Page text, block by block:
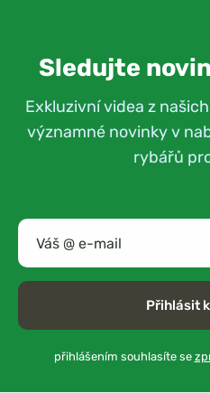
Sledujte
Exkluzivní videa z
významné novinky v
rybářů
Přihlásit
přihlášením souhlasíte se